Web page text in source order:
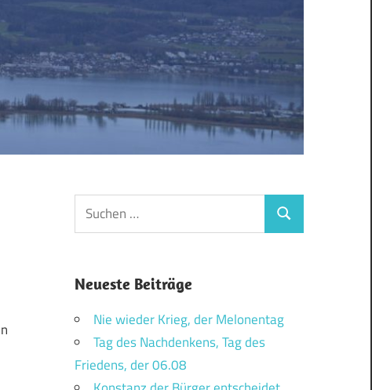
Suchen
nach:
Suchen
Neueste Beiträge
Nie wieder Krieg, der Melonentag
Tag des Nachdenkens, Tag des
Friedens, der 06.08